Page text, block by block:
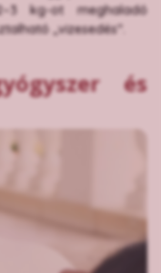
kg-ot meghaladó
„vizesedés”.
és